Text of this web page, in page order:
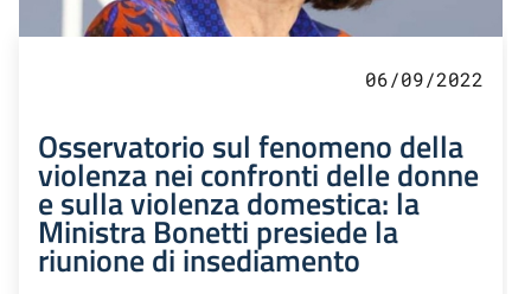
06/09/2022
Osservatorio sul fenomeno della
violenza nei confronti delle donne
e sulla violenza domestica: la
Ministra Bonetti presiede la
riunione di insediamento